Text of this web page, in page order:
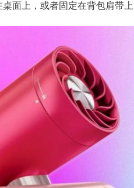
面上，或者固定在背包肩带上